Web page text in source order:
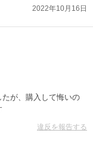
2022年10月16日
が、購入して悔いの
違反を報告する